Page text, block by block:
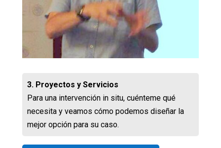
3. Proyectos y Servicios
Para una intervención in situ, cuénteme qué
necesita y veamos cómo podemos diseñar la
mejor opción para su caso.